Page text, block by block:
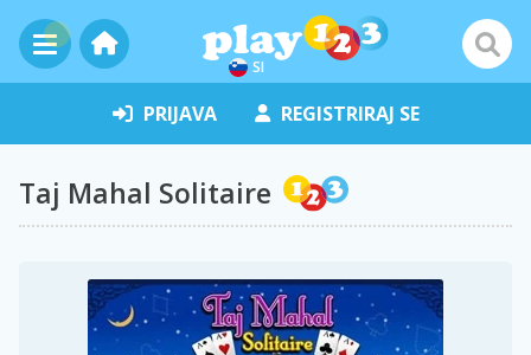
SI
PRIJAVA REGISTRIRAJ SE
Taj Mahal Solitaire